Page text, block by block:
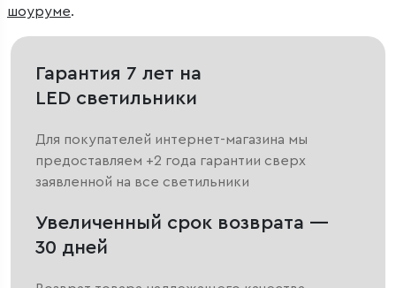
шоуруме.
Гарантия 7 лет на
LED светильники
Для покупателей интернет-магазина мы
предоставляем +2 года гарантии сверх
заявленной на все светильники
Увеличенный срок возврата —
30 дней